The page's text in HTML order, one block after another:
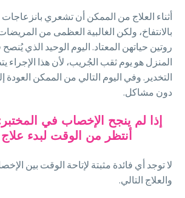
أثناء العلاج من الممكن أن تشعري
بالانتفاخ، ولكن الغالبية العظمى من
روتين حياتهن المعتاد. اليوم الوحيد الذي
المنزل هو يوم ثقب الجُريب، لأن هذا الإجراء
التخدير. وفي اليوم التالي من الممكن
دون مشاكل.
إذا لم ينجح الإخصاب في
أنتظر من الوقت لبدء
لا توجد أي فائدة مثبتة لإتاحة الوقت بين
والعلاج التالي.